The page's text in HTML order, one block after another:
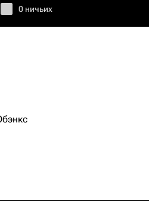
0 ничьих